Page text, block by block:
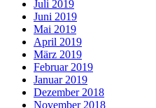
Juli 2019
Juni 2019
Mai 2019
April 2019
März 2019
Februar 2019
Januar 2019
Dezember 2018
November 2018